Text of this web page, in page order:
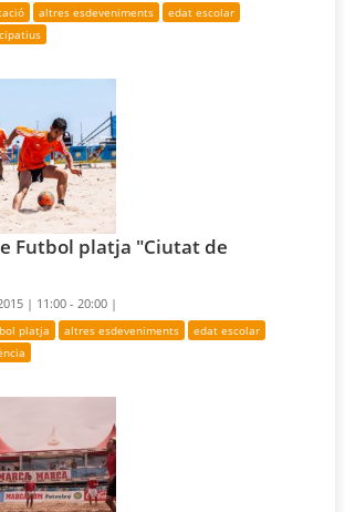
altres esdeveniments
edat escolar
Futbol platja "Ciutat de
| 11:00 - 20:00 |
platja altres esdeveniments
edat escolar